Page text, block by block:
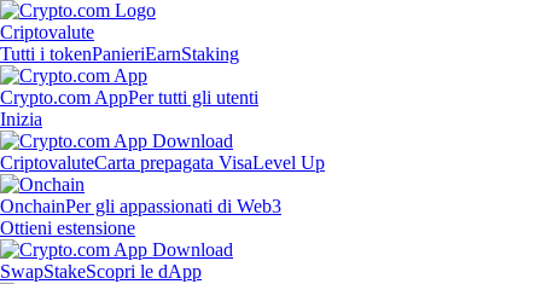
Criptovalute
Tutti i tokenPanieriEarnStaking
Crypto.com AppPer tutti gli utenti
Inizia
CriptovaluteCarta prepagata VisaLevel Up
OnchainPer gli appassionati di Web3
Ottieni estensione
SwapStakeScopri le dApp